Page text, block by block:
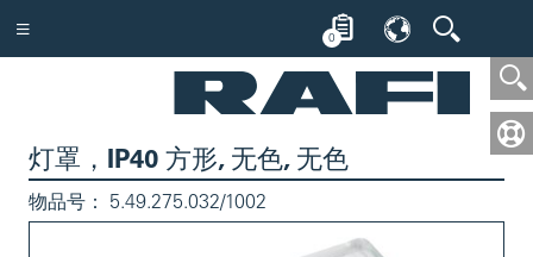
0
灯罩，IP40 方形, 无色, 无色
物品号： 5.49.275.032/1002